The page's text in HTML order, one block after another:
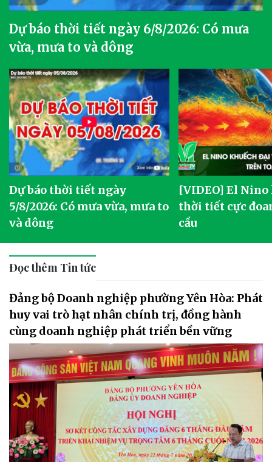
Dự báo thời tiết ngày 6/8/2026: Có mưa
vừa, mưa to và dông
Dự báo thời tiết ngày
5/8/2026: Có mưa vừa, mưa to
và dông
[VIDEO] El
thời tiết cực
cầu
Đọc thêm Tin tức
Đảng bộ Doanh nghiệp phường Yên Hòa: Phát
huy vai trò hạt nhân chính trị, đồng hành
cùng doanh nghiệp phát triển bền vững